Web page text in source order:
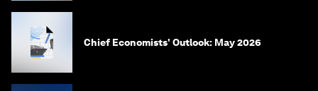
Chief Economists' Outlook: May 2026